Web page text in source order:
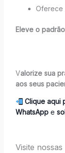
Oferece
Eleve o
Valorize sua
aos seus
Clique aqui
WhatsAppe
Visite nossas